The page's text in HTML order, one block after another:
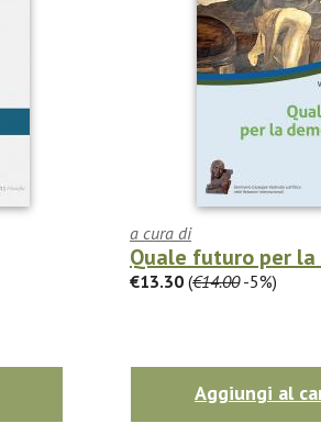
a cura di
Quale futuro per la
€13.30 (€14.00-5%)
Aggiungi al